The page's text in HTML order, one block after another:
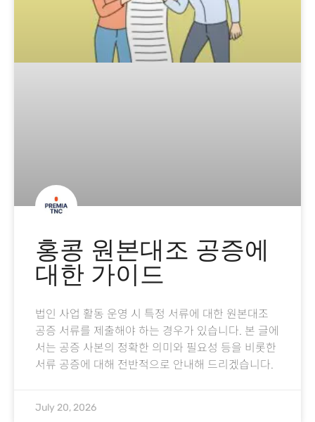
홍콩 원본대조 공증에
대한 가이드
법인 사업 활동 운영 시 특정 서류에 대한 원본대조
공증 서류를 제출해야 하는 경우가 있습니다. 본 글에
서는 공증 사본의 정확한 의미와 필요성 등을 비롯한
서류 공증에 대해 전반적으로 안내해 드리겠습니다.
July 20, 2026